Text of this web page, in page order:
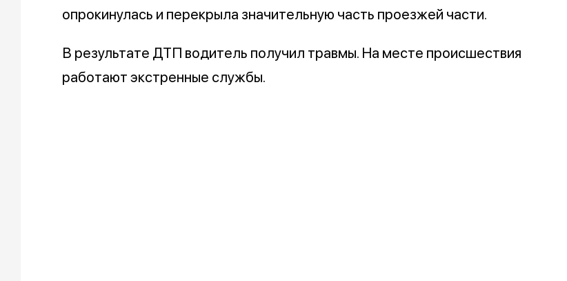
опрокинулась и перекрыла значительную часть проезжей части.
В результате ДТП водитель получил травмы. На месте происшествия
работают экстренные службы.